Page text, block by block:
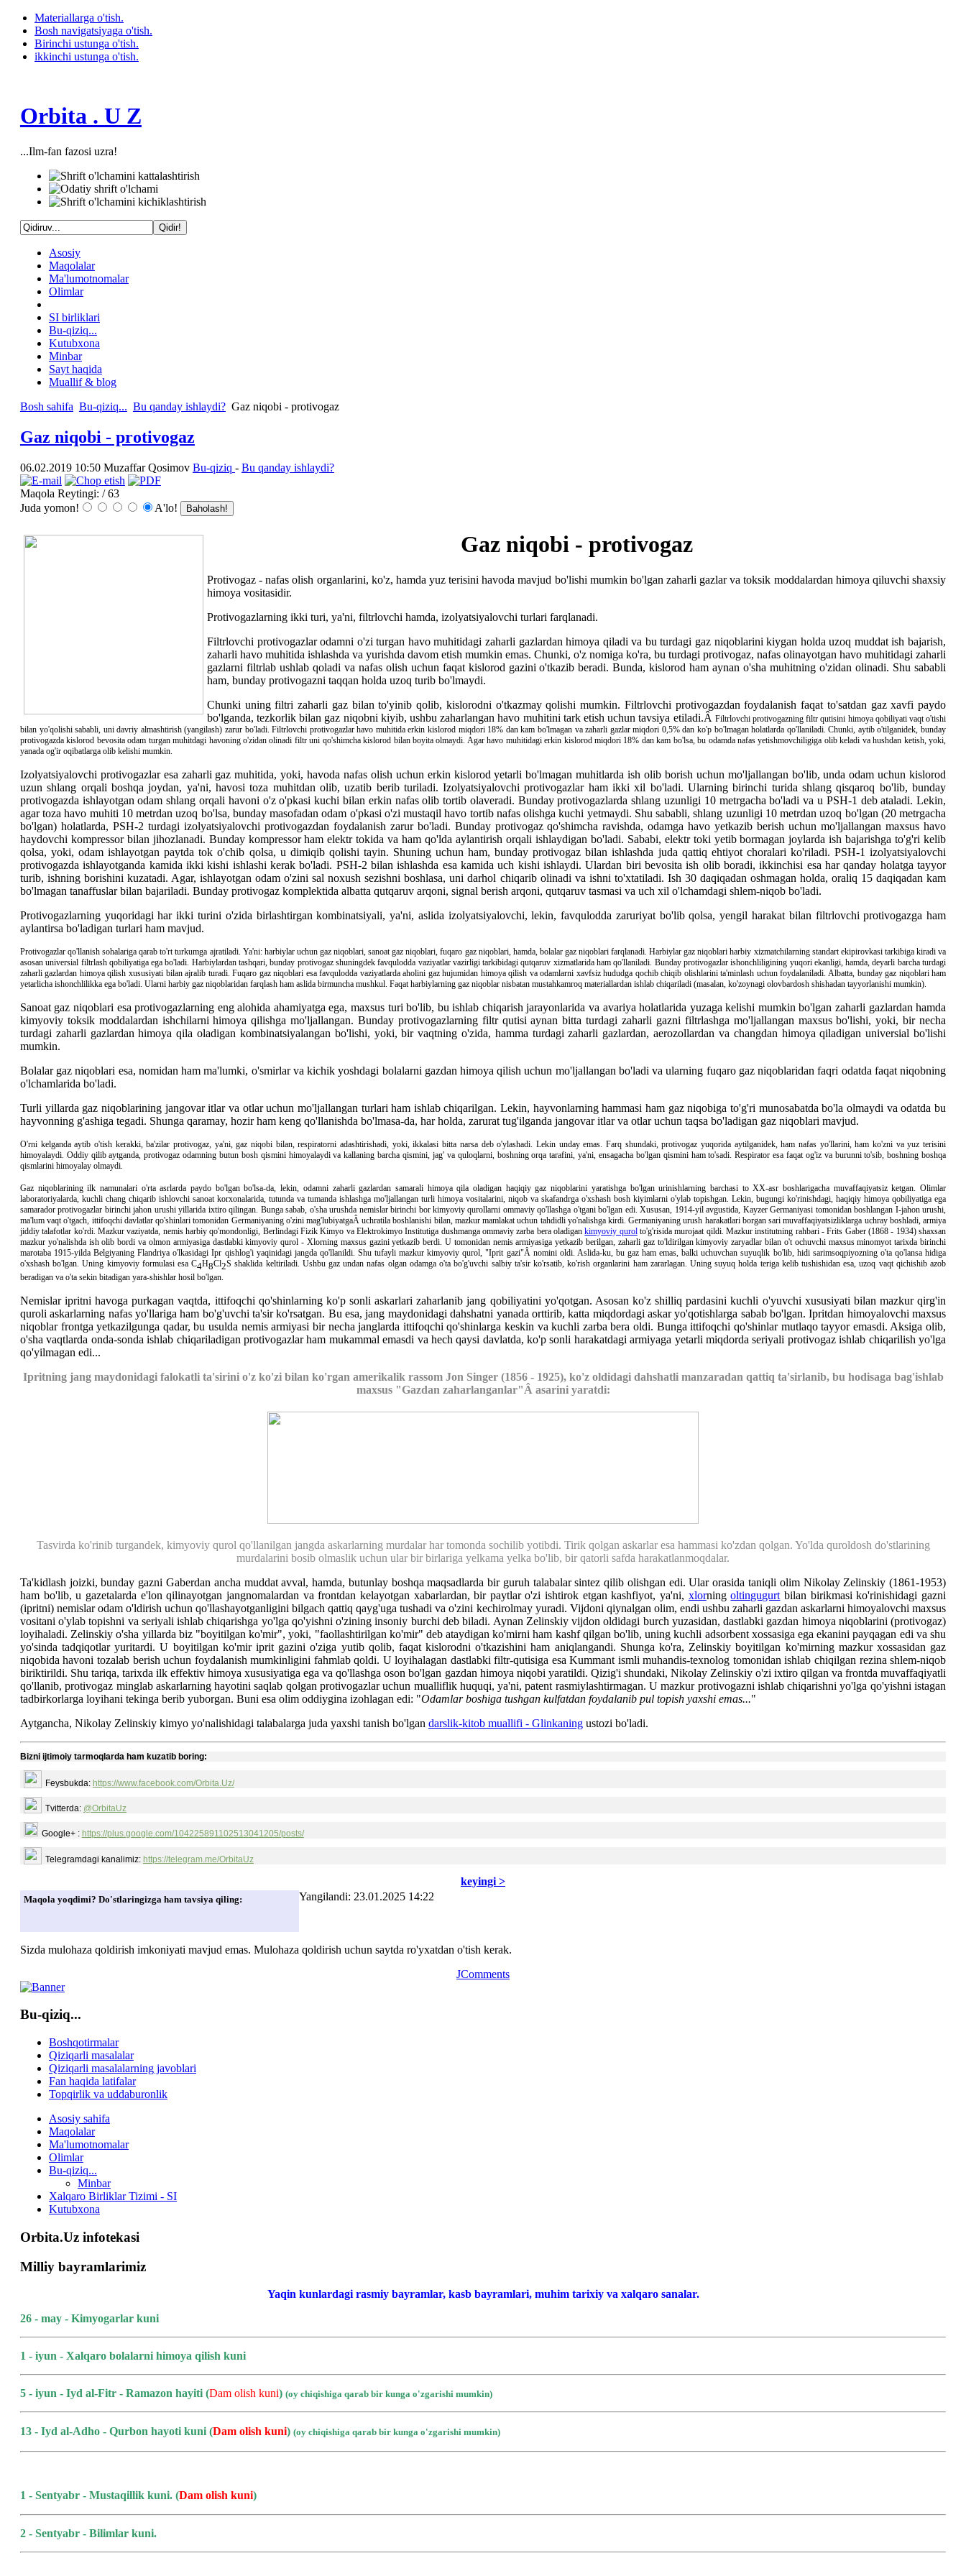
Materiallarga o'tish.
Bosh navigatsiyaga o'tish.
Birinchi ustunga o'tish.
ikkinchi ustunga o'tish.
Orbita . U Z
...Ilm-fan fazosi uzra!
Asosiy
Maqolalar
Ma'lumotnomalar
Olimlar
SI birliklari
Bu-qiziq...
Kutubxona
Minbar
Sayt haqida
Muallif & blog
Bosh sahifa Bu-qiziq... Bu qanday ishlaydi? Gaz niqobi - protivogaz
Gaz niqobi - protivogaz
06.02.2019 10:50 Muzaffar Qosimov Bu-qiziq - Bu qanday ishlaydi?
Maqola Reytingi: / 63
Juda yomon!
A'lo!
Gaz niqobi - protivogaz
Protivogaz - nafas olish organlarini, ko'z, hamda yuz terisini havoda mavjud bo'lishi mumkin bo'lgan zaharli gazlar va toksik moddalardan himoya qiluvchi shaxsiy
himoya vositasidir.
Protivogazlarning ikki turi, ya'ni, filtrlovchi hamda, izolyatsiyalovchi turlari farqlanadi.
Filtrlovchi protivogazlar odamni o'zi turgan havo muhitidagi zaharli gazlardan himoya qiladi va bu turdagi gaz niqoblarini kiygan holda uzoq muddat ish bajarish,
zaharli havo muhitida ishlashda va yurishda davom etish mumkin emas. Chunki, o'z nomiga ko'ra, bu turdagi protivogaz, nafas olinayotgan havo muhitidagi zaharli
gazlarni filtrlab ushlab qoladi va nafas olish uchun faqat kislorod gazini o'tkazib beradi. Bunda, kislorod ham aynan o'sha muhitning o'zidan olinadi. Shu sababli
ham, bunday protivogazni taqqan holda uzoq turib bo'lmaydi.
Chunki uning filtri zaharli gaz bilan to'yinib qolib, kislorodni o'tkazmay qolishi mumkin. Filtrlovchi protivogazdan foydalanish faqat to'satdan gaz xavfi paydo
bo'lganda, tezkorlik bilan gaz niqobni kiyib, ushbu zaharlangan havo muhitini tark etish uchun tavsiya etiladi.Â Filtrlovchi protivogazning filtr qutisini himoya qobiliyati vaqt o'tishi
bilan yo'qolishi sababli, uni davriy almashtirish (yangilash) zarur bo'ladi. Filtrlovchi protivogazlar havo muhitida erkin kislorod miqdori 18% dan kam bo'lmagan va zaharli gazlar miqdori 0,5% dan ko'p bo'lmagan holatlarda qo'llaniladi. Chunki, aytib o'tilganidek, bunday
protivogazda kislorod bevosita odam turgan muhitdagi havoning o'zidan olinadi filtr uni qo'shimcha kislorod bilan boyita olmaydi. Agar havo muhitidagi erkin kislorod miqdori 18% dan kam bo'lsa, bu odamda nafas yetishmovchiligiga olib keladi va hushdan ketish, yoki,
yanada og'ir oqibatlarga olib kelishi mumkin.
Izolyatsiyalovchi protivogazlar esa zaharli gaz muhitida, yoki, havoda nafas olish uchun erkin kislorod yetarli bo'lmagan muhitlarda ish olib borish uchun mo'ljallangan bo'lib, unda odam uchun kislorod
uzun shlang orqali boshqa joydan, ya'ni, havosi toza muhitdan olib, uzatib berib turiladi. Izolyatsiyalovchi protivogazlar ham ikki xil bo'ladi. Ularning birinchi turida shlang qisqaroq bo'lib, bunday
protivogazda ishlayotgan odam shlang orqali havoni o'z o'pkasi kuchi bilan erkin nafas olib tortib olaveradi. Bunday protivogazlarda shlang uzunligi 10 metrgacha bo'ladi va u PSH-1 deb ataladi. Lekin,
agar toza havo muhiti 10 metrdan uzoq bo'lsa, bunday masofadan odam o'pkasi o'zi mustaqil havo tortib nafas olishga kuchi yetmaydi. Shu sababli, shlang uzunligi 10 metrdan uzoq bo'lgan (20 metrgacha
bo'lgan) holatlarda, PSH-2 turdagi izolyatsiyalovchi protivogazdan foydalanish zarur bo'ladi. Bunday protivogaz qo'shimcha ravishda, odamga havo yetkazib berish uchun mo'ljallangan maxsus havo
haydovchi kompressor bilan jihozlanadi. Bunday kompressor ham elektr tokida va ham qo'lda aylantirish orqali ishlaydigan bo'ladi. Sababi, elektr toki yetib bormagan joylarda ish bajarishga to'g'ri kelib
qolsa, yoki, odam ishlayotgan paytda tok o'chib qolsa, u dimiqib qolishi tayin. Shuning uchun ham, bunday protivogaz bilan ishlashda juda qattiq ehtiyot choralari ko'riladi. PSH-1 izolyatsiyalovchi
protivogazda ishlayotganda kamida ikki kishi ishlashi kerak bo'ladi. PSH-2 bilan ishlashda esa kamida uch kishi ishlaydi. Ulardan biri bevosita ish olib boradi, ikkinchisi esa har qanday holatga tayyor
turib, ishning borishini kuzatadi. Agar, ishlayotgan odam o'zini sal noxush sezishni boshlasa, uni darhol chiqarib olinadi va ishni to'xtatiladi. Ish 30 daqiqadan oshmagan holda, oraliq 15 daqiqadan kam
bo'lmagan tanaffuslar bilan bajariladi. Bunday protivogaz komplektida albatta qutqaruv arqoni, signal berish arqoni, qutqaruv tasmasi va uch xil o'lchamdagi shlem-niqob bo'ladi.
Protivogazlarning yuqoridagi har ikki turini o'zida birlashtirgan kombinatsiyali, ya'ni, aslida izolyatsiyalovchi, lekin, favqulodda zaruriyat bo'lib qolsa, yengil harakat bilan filtrlovchi protivogazga ham
aylantirsa bo'ladigan turlari ham mavjud.
Protivogazlar qo'llanish sohalariga qarab to'rt turkumga ajratiladi. Ya'ni: harbiylar uchun gaz niqoblari, sanoat gaz niqoblari, fuqaro gaz niqoblari, hamda, bolalar gaz niqoblari farqlanadi. Harbiylar gaz niqoblari harbiy xizmatchilarning standart ekipirovkasi tarkibiga kiradi va
asosan universial filtrlash qobiliyatiga ega bo'ladi. Harbiylardan tashqari, bunday protivogaz shuningdek favqulodda vaziyatlar vazirligi tarkibidagi qutqaruv xizmatlarida ham qo'llaniladi. Bunday protivogazlar ishonchliligining yuqori ekanligi, hamda, deyarli barcha turdagi
zaharli gazlardan himoya qilish xususiyati bilan ajralib turadi. Fuqaro gaz niqoblari esa favqulodda vaziyatlarda aholini gaz hujumidan himoya qilish va odamlarni xavfsiz hududga qochib chiqib olishlarini ta'minlash uchun foydalaniladi. Albatta, bunday gaz niqoblari ham
yetarlicha ishonchlilikka ega bo'ladi. Ularni harbiy gaz niqoblaridan farqlash ham aslida birmuncha mushkul. Faqat harbiylarning gaz niqoblar nisbatan mustahkamroq materiallardan ishlab chiqariladi (masalan, ko'zoynagi olovbardosh shishadan tayyorlanishi mumkin).
Sanoat gaz niqoblari esa protivogazlarning eng alohida ahamiyatga ega, maxsus turi bo'lib, bu ishlab chiqarish jarayonlarida va avariya holatlarida yuzaga kelishi mumkin bo'lgan zaharli gazlardan hamda
kimyoviy toksik moddalardan ishchilarni himoya qilishga mo'ljallangan. Bunday protivogazlarning filtr qutisi aynan bitta turdagi zaharli gazni filtrlashga mo'ljallangan maxsus bo'lishi, yoki, bir necha
turdagi zaharli gazlardan himoya qila oladigan kombinatsiyalangan bo'lishi, yoki, bir vaqtning o'zida, hamma turdagi zaharli gazlardan, aerozollardan va changdan himoya qiladigan universial bo'lishi
mumkin.
Bolalar gaz niqoblari esa, nomidan ham ma'lumki, o'smirlar va kichik yoshdagi bolalarni gazdan himoya qilish uchun mo'ljallangan bo'ladi va ularning fuqaro gaz niqoblaridan faqri odatda faqat niqobning
o'lchamlarida bo'ladi.
Turli yillarda gaz niqoblarining jangovar itlar va otlar uchun mo'ljallangan turlari ham ishlab chiqarilgan. Lekin, hayvonlarning hammasi ham gaz niqobiga to'g'ri munosabatda bo'la olmaydi va odatda bu
hayvonning g'ashiga tegadi. Shunga qaramay, hozir ham keng qo'llanishda bo'lmasa-da, har holda, zarurat tug'ilganda jangovar itlar va otlar uchun taqsa bo'ladigan gaz niqoblari mavjud.
O'rni kelganda aytib o'tish kerakki, ba'zilar protivogaz, ya'ni, gaz niqobi bilan, respiratorni adashtirishadi, yoki, ikkalasi bitta narsa deb o'ylashadi. Lekin unday emas. Farq shundaki, protivogaz yuqorida aytilganidek, ham nafas yo'llarini, ham ko'zni va yuz terisini
himoyalaydi. Oddiy qilib aytganda, protivogaz odamning butun bosh qismini himoyalaydi va kallaning barcha qismini, jag' va quloqlarni, boshning orqa tarafini, ya'ni, ensagacha bo'lgan qismini ham to'sadi. Respirator esa faqat og'iz va burunni to'sib, boshning boshqa
qismlarini himoyalay olmaydi.
Gaz niqoblarining ilk namunalari o'rta asrlarda paydo bo'lgan bo'lsa-da, lekin, odamni zaharli gazlardan samarali himoya qila oladigan haqiqiy gaz niqoblarini yaratishga bo'lgan urinishlarning barchasi to XX-asr boshlarigacha muvaffaqiyatsiz ketgan. Olimlar
laboratoriyalarda, kuchli chang chiqarib ishlovchi sanoat korxonalarida, tutunda va tumanda ishlashga mo'ljallangan turli himoya vositalarini, niqob va skafandrga o'xshash bosh kiyimlarni o'ylab topishgan. Lekin, bugungi ko'rinishdagi, haqiqiy himoya qobiliyatiga ega
samarador protivogazlar birinchi jahon urushi yillarida ixtiro qilingan. Bunga sabab, o'sha urushda nemislar birinchi bor kimyoviy qurollarni ommaviy qo'llashga o'tgani bo'lgan edi. Xususan, 1914-yil avgustida, Kayzer Germaniyasi tomonidan boshlangan I-jahon urushi,
ma'lum vaqt o'tgach, ittifoqchi davlatlar qo'shinlari tomonidan Germaniyaning o'zini mag'lubiyatgaÂ uchratila boshlanishi bilan, mazkur mamlakat uchun tahdidli yo'nalishga kirdi. Germaniyaning urush harakatlari borgan sari muvaffaqiyatsizliklarga uchray boshladi, armiya
jiddiy talafotlar ko'rdi. Mazkur vaziyatda, nemis harbiy qo'mondonligi, Berlindagi Fizik Kimyo va Elektrokimyo Institutiga dushmanga ommaviy zarba bera oladigankimyoviy qurolto'g'risida murojaat qildi. Mazkur institutning rahbari - Frits Gaber (1868 - 1934) shaxsan
mazkur yo'nalishda ish olib bordi va olmon armiyasiga dastlabki kimyoviy qurol - Xlorning maxsus gazini yetkazib berdi. U tomonidan nemis armiyasiga yetkazib berilgan, zaharli gaz to'ldirilgan kimyoviy zaryadlar bilan o't ochuvchi maxsus minomyot tarixda birinchi
marotaba 1915-yilda Belgiyaning Flandriya o'lkasidagi Ipr qishlog'i yaqinidagi jangda qo'llanildi. Shu tufayli mazkur kimyoviy qurol, "Iprit gazi"Â nomini oldi. Aslida-ku, bu gaz ham emas, balki uchuvchan suyuqlik bo'lib, hidi sarimsoqpiyozning o'ta qo'lansa hidiga
o'xshash bo'lgan. Uning kimyoviy formulasi esa C4H8Cl2S shaklida keltiriladi. Ushbu gaz undan nafas olgan odamga o'ta bo'g'uvchi salbiy ta'sir ko'rsatib, ko'rish organlarini ham zararlagan. Uning suyuq holda teriga kelib tushishidan esa, uzoq vaqt qichishib azob
beradigan va o'ta sekin bitadigan yara-shishlar hosil bo'lgan.
Nemislar ipritni havoga purkagan vaqtda, ittifoqchi qo'shinlarning ko'p sonli askarlari zaharlanib jang qobiliyatini yo'qotgan. Asosan ko'z shilliq pardasini kuchli o'yuvchi xususiyati bilan mazkur qirg'in
quroli askarlarning nafas yo'llariga ham bo'g'uvchi ta'sir ko'rsatgan. Bu esa, jang maydonidagi dahshatni yanada orttirib, katta miqdordagi askar yo'qotishlarga sabab bo'lgan. Ipritdan himoyalovchi maxsus
niqoblar frontga yetkazilgunga qadar, bu usulda nemis armiyasi bir necha janglarda ittifoqchi qo'shinlarga keskin va kuchli zarba bera oldi. Bunga ittifoqchi qo'shinlar mutlaqo tayyor emasdi. Aksiga olib,
o'sha vaqtlarda onda-sonda ishlab chiqariladigan protivogazlar ham mukammal emasdi va hech qaysi davlatda, ko'p sonli harakatdagi armiyaga yetarli miqdorda seriyali protivogaz ishlab chiqarilish yo'lga
qo'yilmagan edi...
Ipritning jang maydonidagi falokatli ta'sirini o'z ko'zi bilan ko'rgan amerikalik rassom Jon Singer (1856 - 1925), ko'z oldidagi dahshatli manzaradan qattiq ta'sirlanib, bu hodisaga bag'ishlab
maxsus "Gazdan zaharlanganlar"Â asarini yaratdi:
Tasvirda ko'rinib turgandek, kimyoviy qurol qo'llanilgan jangda askarlarning murdalar har tomonda sochilib yotibdi. Tirik qolgan askarlar esa hammasi ko'zdan qolgan. Yo'lda quroldosh do'stlarining
murdalarini bosib olmaslik uchun ular bir birlariga yelkama yelka bo'lib, bir qatorli safda harakatlanmoqdalar.
Ta'kidlash joizki, bunday gazni Gaberdan ancha muddat avval, hamda, butunlay boshqa maqsadlarda bir guruh talabalar sintez qilib olishgan edi. Ular orasida taniqli olim Nikolay Zelinskiy (1861-1953)
ham bo'lib, u gazetalarda e'lon qilinayotgan jangnomalardan va frontdan kelayotgan xabarlardan, bir paytlar o'zi ishtirok etgan kashfiyot, ya'ni, xlorningoltingugurt bilan birikmasi ko'rinishidagi gazni
(ipritni) nemislar odam o'ldirish uchun qo'llashayotganligini bilgach qattiq qayg'uga tushadi va o'zini kechirolmay yuradi. Vijdoni qiynalgan olim, endi ushbu zaharli gazdan askarlarni himoyalovchi maxsus
vositani o'ylab topishni va seriyali ishlab chiqarishga yo'lga qo'yishni o'zining insoniy burchi deb biladi. Aynan Zelinskiy vijdon oldidagi burch yuzasidan, dastlabki gazdan himoya niqoblarini (protivogaz)
loyihaladi. Zelinskiy o'sha yillarda biz "boyitilgan ko'mir", yoki, "faollashtirilgan ko'mir" deb ataydigan ko'mirni ham kashf qilgan bo'lib, uning kuchli adsorbent xossasiga ega ekanini payqagan edi va shu
yo'sinda tadqiqotlar yuritardi. U boyitilgan ko'mir iprit gazini o'ziga yutib qolib, faqat kislorodni o'tkazishini ham aniqlangandi. Shunga ko'ra, Zelinskiy boyitilgan ko'mirning mazkur xossasidan gaz
niqobida havoni tozalab berish uchun foydalanish mumkinligini fahmlab qoldi. U loyihalagan dastlabki filtr-qutisiga esa Kummant ismli muhandis-texnolog tomonidan ishlab chiqilgan rezina shlem-niqob
biriktirildi. Shu tariqa, tarixda ilk effektiv himoya xususiyatiga ega va qo'llashga oson bo'lgan gazdan himoya niqobi yaratildi. Qizig'i shundaki, Nikolay Zelinskiy o'zi ixtiro qilgan va frontda muvaffaqiyatli
qo'llanib, protivogaz minglab askarlarning hayotini saqlab qolgan protivogazlar uchun mualliflik huquqi, ya'ni, patent rasmiylashtirmagan. U mazkur protivogazni ishlab chiqarishni yo'lga qo'yishni istagan
tadbirkorlarga loyihani tekinga berib yuborgan. Buni esa olim oddiygina izohlagan edi: "Odamlar boshiga tushgan kulfatdan foydalanib pul topish yaxshi emas..."
Aytgancha, Nikolay Zelinskiy kimyo yo'nalishidagi talabalarga juda yaxshi tanish bo'lgan darslik-kitob muallifi - Glinkaningustozi bo'ladi.
Bizni ijtimoiy tarmoqlarda ham kuzatib boring:
Feysbukda: https://www.facebook.com/Orbita.Uz/
Tvitterda: @OrbitaUz
Google+ : https://plus.google.com/104225891102513041205/posts/
Telegramdagi kanalimiz: https://telegram.me/OrbitaUz
kеyingi >
Yangilаndi: 23.01.2025 14:22
Maqola yoqdimi? Do'stlaringizga ham tavsiya qiling:
Sizda mulohaza qoldirish imkoniyati mavjud emas. Mulohaza qoldirish uchun saytda ro'yxatdan o'tish kerak.
JComments
Bu-qiziq...
Boshqotirmalar
Qiziqarli masalalar
Qiziqarli masalalarning javoblari
Fan haqida latifalar
Topqirlik va uddaburonlik
Asosiy sahifa
Maqolalar
Ma'lumotnomalar
Olimlar
Bu-qiziq...
Minbar
Xalqaro Birliklar Tizimi - SI
Kutubxona
Orbita.Uz infotekasi
Milliy bayramlarimiz
Yaqin kunlardagi rasmiy bayramlar, kasb bayramlari, muhim tarixiy va xalqaro sanalar.
26 - may - Kimyogarlar kuni
1 - iyun - Xalqaro bolalarni himoya qilish kuni
5 - iyun - Iyd al-Fitr - Ramazon hayiti (Dam olish kuni) (oy chiqishiga qarab bir kunga o'zgarishi mumkin)
13 - Iyd al-Adho - Qurbon hayoti kuni (Dam olish kuni) (oy chiqishiga qarab bir kunga o'zgarishi mumkin)
1 - Sentyabr - Mustaqillik kuni. (Dam olish kuni)
2 - Sentyabr - Bilimlar kuni.